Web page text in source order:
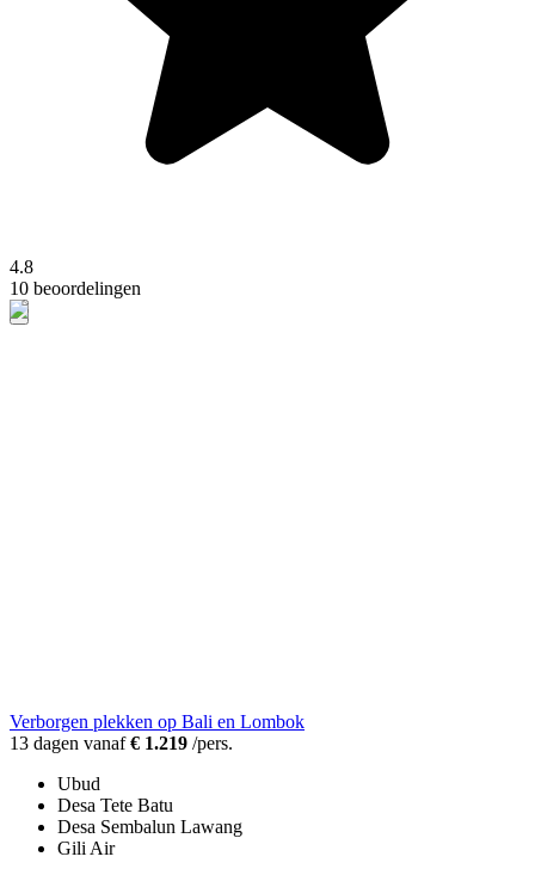
4.8
10 beoordelingen
Verborgen plekken op Bali en Lombok
13 dagen vanaf€ 1.219 /pers.
Ubud
Desa Tete Batu
Desa Sembalun Lawang
Gili Air